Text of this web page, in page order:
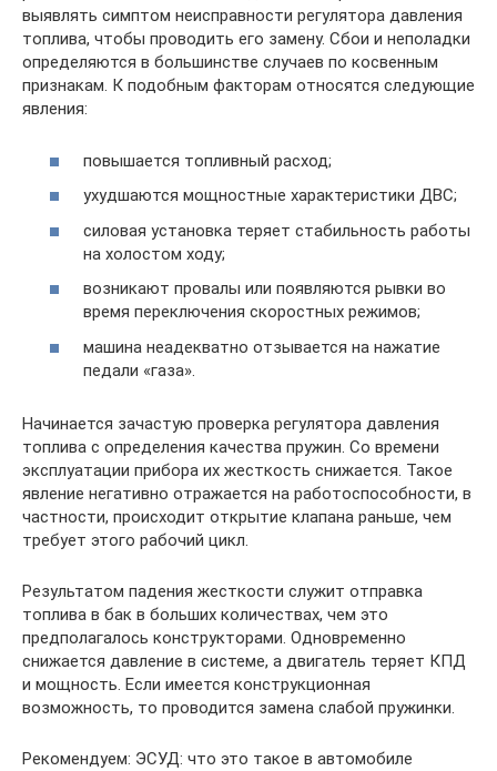
выявлять симптом неисправности регулятора давления
топлива, чтобы проводить его замену. Сбои и неполадки
определяются в большинстве случаев по косвенным
признакам. К подобным факторам относятся следующие
явления:
повышается топливный расход;
ухудшаются мощностные характеристики ДВС;
силовая установка теряет стабильность работы
на холостом ходу;
возникают провалы или появляются рывки во
время переключения скоростных режимов;
машина неадекватно отзывается на нажатие
педали «газа».
Начинается зачастую проверка регулятора давления
топлива с определения качества пружин. Со времени
эксплуатации прибора их жесткость снижается. Такое
явление негативно отражается на работоспособности, в
частности, происходит открытие клапана раньше, чем
требует этого рабочий цикл.
Результатом падения жесткости служит отправка
топлива в бак в больших количествах, чем это
предполагалось конструкторами. Одновременно
снижается давление в системе, а двигатель теряет КПД
и мощность. Если имеется конструкционная
возможность, то проводится замена слабой пружинки.
Рекомендуем: ЭСУД: что это такое в автомобиле